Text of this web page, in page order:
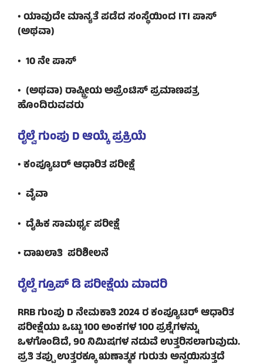
• ಯಾವುದೇ ಮಾನ್ಯತೆ ಪಡೆದ ಸಂಸ್ಥೆಯಿಂದ ITI ಪಾಸ್
(ಅಥವಾ)
• 10 ನೇ ಪಾಸ್
• (ಅಥವಾ) ರಾಷ್ಟ್ರೀಯ ಅಪ್ರೆಂಟಿಸ್ ಪ್ರಮಾಣಪತ್ರ
ಹೊಂದಿರುವವರು
ರೈಲ್ವೆ ಗುಂಪು D ಆಯ್ಕೆ ಪ್ರಕ್ರಿಯೆ
• ಕಂಪ್ಯೂಟರ್ ಆಧಾರಿತ ಪರೀಕ್ಷೆ
• ವೈವಾ
• ದೈಹಿಕ ಸಾಮರ್ಥ್ಯ ಪರೀಕ್ಷೆ
• ದಾಖಲಾತಿ ಪರಿಶೀಲನೆ
ರೈಲ್ವೆ ಗ್ರೂಪ್ ಡಿ ಪರೀಕ್ಷೆಯ ಮಾದರಿ
RRB ಗುಂಪು D ನೇಮಕಾತಿ 2024 ರ ಕಂಪ್ಯೂಟರ್ ಆಧಾರಿತ
ಪರೀಕ್ಷೆಯು ಒಟ್ಟು 100 ಅಂಕಗಳ 100 ಪ್ರಶ್ನೆಗಳನ್ನು
ಒಳಗೊಂಡಿದೆ, 90 ನಿಮಿಷಗಳ ನಡುವೆ ಉತ್ತರಿಸಲಾಗುವುದು.
ಪ್ರತಿ ತಪ್ಪು ಉತ್ತರಕ್ಕೂ ಋಣಾತ್ಮಕ ಗುರುತು ಅನ್ವಯಿಸುತ್ತದೆ